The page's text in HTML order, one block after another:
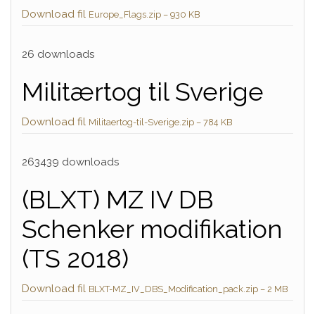
Download fil Europe_Flags.zip – 930 KB
26 downloads
Militærtog til Sverige
Download fil Militaertog-til-Sverige.zip – 784 KB
263439 downloads
(BLXT) MZ IV DB
Schenker modifikation
(TS 2018)
Download fil BLXT-MZ_IV_DBS_Modification_pack.zip – 2 MB